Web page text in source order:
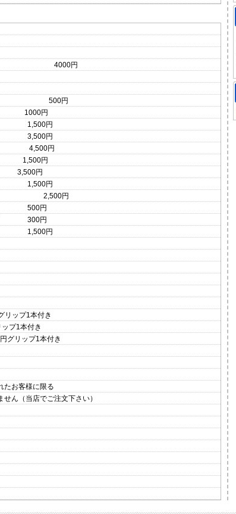
4000円
500円
1000円
円
円
円
1,500円
3,500円
） 1,500円
ン） 2,500円
500円
プ） 300円
部） 1,500円
リップ1本付き
1本付き
グリップ1本付き
お客様に限る
ん（当店でご注文下さい）